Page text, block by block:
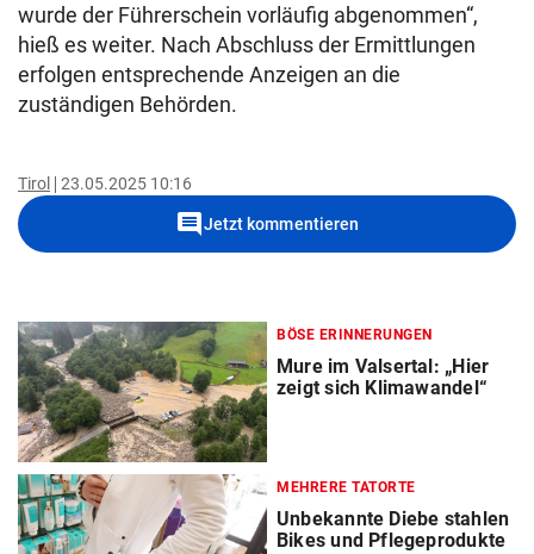
wurde der Führerschein vorläufig abgenommen“,
hieß es weiter. Nach Abschluss der Ermittlungen
erfolgen entsprechende Anzeigen an die
zuständigen Behörden.
Tirol 23.05.2025 10:16
commentJetzt kommentieren
BÖSE ERINNERUNGEN
Mure im Valsertal: „Hier
zeigt sich Klimawandel“
MEHRERE TATORTE
Unbekannte Diebe stahlen
Bikes und Pflegeprodukte